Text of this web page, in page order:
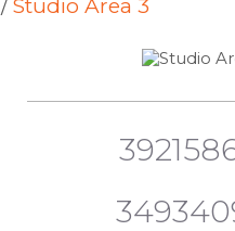
/Studio Area 3